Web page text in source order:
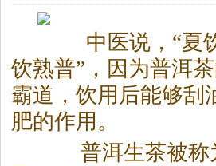
中医说，“夏
饮熟普”，因为普洱茶
霸道，饮用后能够刮
肥的作用。
普洱生茶被称